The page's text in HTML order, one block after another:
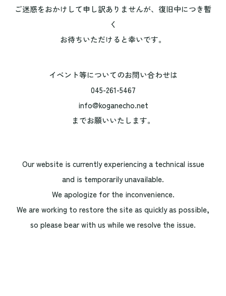
ご迷惑をおかけして申し訳ありませんが、復旧中につき暫
く
お待ちいただけると幸いです。
イベント等についてのお問い合わせは
045-261-5467
info@koganecho.net
までお願いいたします。
Our website is currently experiencing a technical issue
and is temporarily unavailable.
We apologize for the inconvenience.
We are working to restore the site as quickly as possible,
so please bear with us while we resolve the issue.